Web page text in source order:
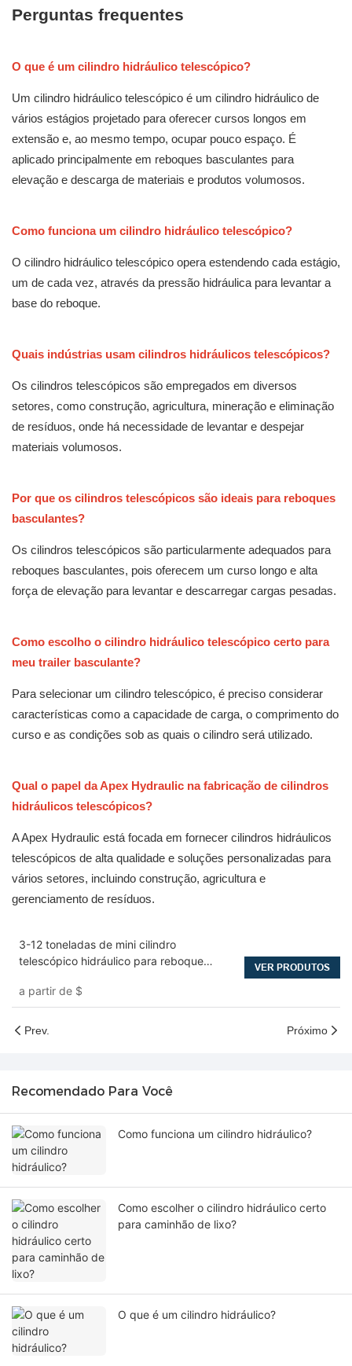
Perguntas frequentes
O que é um cilindro hidráulico telescópico?
Um cilindro hidráulico telescópico é um cilindro hidráulico de
vários estágios projetado para oferecer cursos longos em
extensão e, ao mesmo tempo, ocupar pouco espaço. É
aplicado principalmente em reboques basculantes para
elevação e descarga de materiais e produtos volumosos.
Como funciona um cilindro hidráulico telescópico?
O cilindro hidráulico telescópico opera estendendo cada estágio,
um de cada vez, através da pressão hidráulica para levantar a
base do reboque.
Quais indústrias usam cilindros hidráulicos telescópicos?
Os cilindros telescópicos são empregados em diversos
setores, como construção, agricultura, mineração e eliminação
de resíduos, onde há necessidade de levantar e despejar
materiais volumosos.
Por que os cilindros telescópicos são ideais para reboques
basculantes?
Os cilindros telescópicos são particularmente adequados para
reboques basculantes, pois oferecem um curso longo e alta
força de elevação para levantar e descarregar cargas pesadas.
Como escolho o cilindro hidráulico telescópico certo para
meu trailer basculante?
Para selecionar um cilindro telescópico, é preciso considerar
características como a capacidade de carga, o comprimento do
curso e as condições sob as quais o cilindro será utilizado.
Qual o papel da Apex Hydraulic na fabricação de cilindros
hidráulicos telescópicos?
A Apex Hydraulic está focada em fornecer cilindros hidráulicos
telescópicos de alta qualidade e soluções personalizadas para
vários setores, incluindo construção, agricultura e
gerenciamento de resíduos.
3-12 toneladas de mini cilindro
telescópico hidráulico para reboque
a partir de $
VER PRODUTOS
Prev. Próximo
Recomendado Para Você
Como funciona um cilindro hidráulico?
Como escolher o cilindro hidráulico certo
para caminhão de lixo?
O que é um cilindro hidráulico?